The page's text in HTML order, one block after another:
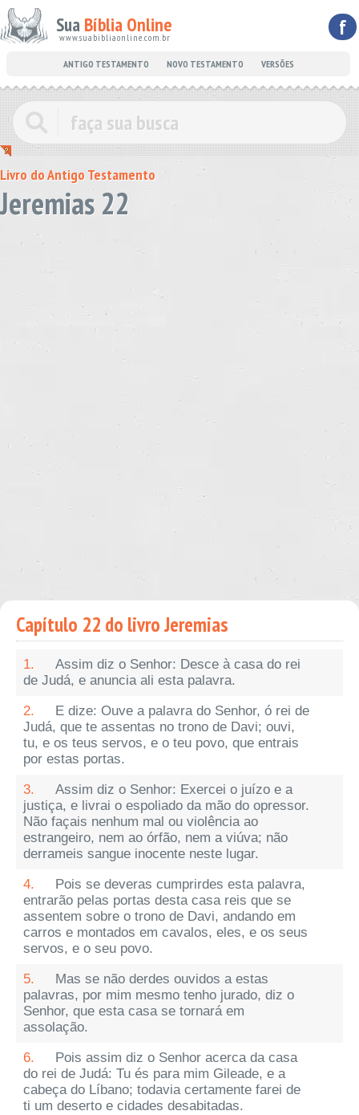
Sua Bíblia Online
www.suabibliaonline.com.br f
ANTIGO TESTAMENTO NOVO TESTAMENTO VERSÕES
Livro do Antigo Testamento
Jeremias 22
Capítulo 22 do livro Jeremias
1.
Assim diz o Senhor: Desce à casa do rei
de Judá, e anuncia ali esta palavra.
2.
E dize: Ouve a palavra do Senhor, ó rei de
Judá, que te assentas no trono de Davi; ouvi,
tu, e os teus servos, e o teu povo, que entrais
por estas portas.
3.
Assim diz o Senhor: Exercei o juízo e a
justiça, e livrai o espoliado da mão do opressor.
Não façais nenhum mal ou violência ao
estrangeiro, nem ao órfão, nem a viúva; não
derrameis sangue inocente neste lugar.
4.
Pois se deveras cumprirdes esta palavra,
entrarão pelas portas desta casa reis que se
assentem sobre o trono de Davi, andando em
carros e montados em cavalos, eles, e os seus
servos, e o seu povo.
5.
Mas se não derdes ouvidos a estas
palavras, por mim mesmo tenho jurado, diz o
Senhor, que esta casa se tornará em
assolação.
6.
Pois assim diz o Senhor acerca da casa
do rei de Judá: Tu és para mim Gileade, e a
cabeça do Líbano; todavia certamente farei de
ti um deserto e cidades desabitadas.